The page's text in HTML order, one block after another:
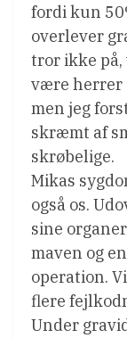
fordi kun
overlever
tror ikke
være herrer
men jeg
skræmt af
skrøbelige.
Mikas
også os.
sine
maven og
operation.
flere
Under